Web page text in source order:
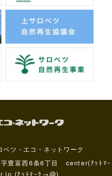
ツ・エコ・ネットワーク
豊富西6条6丁目 center(ｱｯﾄﾏｰ
(ｱｯﾄﾏｰｸ→@)